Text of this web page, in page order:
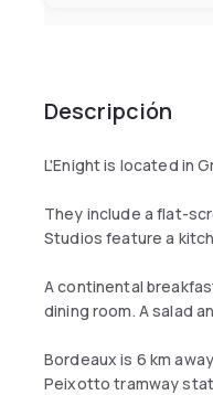
Descripción
L'Enight is located in
They include a flat-
Studios feature a
A continental
dining room. A salad
Bordeaux is 6 km
Peixotto tramway